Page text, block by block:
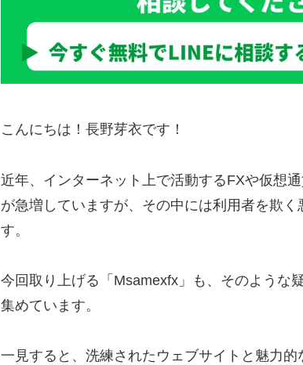
こんにちは！長野芽衣です！
近年、インターネット上で活動するFXや仮想
が急増していますが、その中には利用者を欺く
す。
今回取り上げる「Msamexfx」も、そのような
集めています。
一見すると、洗練されたウェブサイトと魅力的